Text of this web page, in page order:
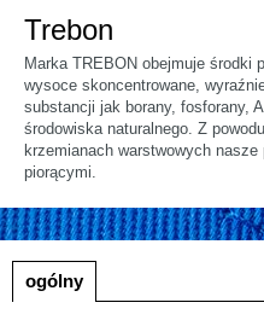
główna
Trebon
Marka TREBON obejmuje środki
wysoce skoncentrowane,
substancji jak borany, fosforany,
środowiska naturalnego. Z
krzemianach warstwowych
piorącymi.
ogólny